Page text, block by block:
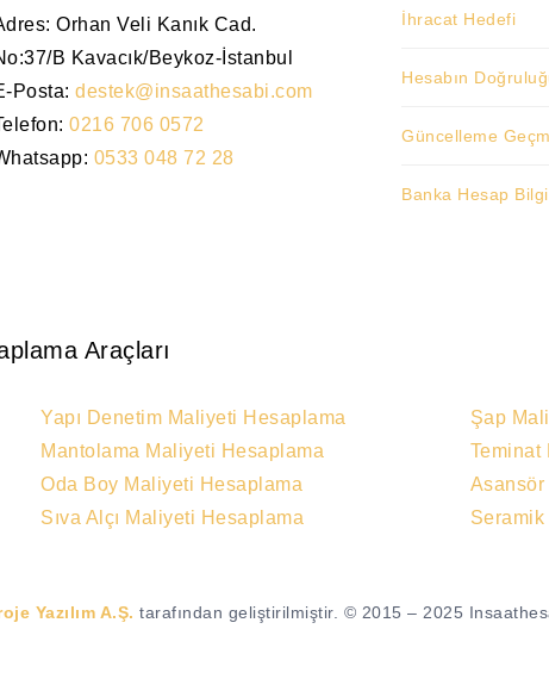
Orhan Veli Kanık Cad.
B Kavacık/Beykoz-İstanbul
Posta: destek@insaathesabi.com
0216 706 0572
0533 048 72 28
İhracat Hedefi
Hesabın
Güncelleme
Banka Hesap
Araçları
Yapı Denetim Maliyeti Hesaplama
Mantolama Maliyeti Hesaplama
Oda Boy Maliyeti Hesaplama
Sıva Alçı Maliyeti Hesaplama
Şap
Teminat
Asansör
Yazılım A.Ş. tarafından geliştirilmiştir. © 2015 – 2025